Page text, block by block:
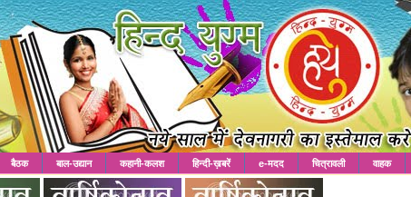
बैठक बाल-उद्यान कहानी-कलश हिन्दी-ख़बरें e-मदद चित्रावली वाहक